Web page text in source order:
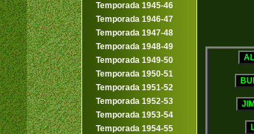
Temporada 1945-46
Temporada 1946-47
Temporada 1947-48
Temporada 1948-49
Temporada 1949-50
Temporada 1950-51
Temporada 1951-52
Temporada 1952-53
Temporada 1953-54
Temporada 1954-55